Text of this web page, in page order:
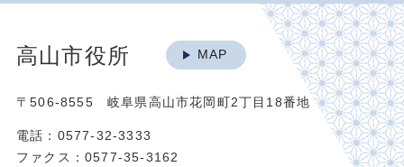
高山市役所 MAP
〒506-8555 岐阜県高山市花岡町2丁目18番地
電話：0577-32-3333
ファクス：0577-35-3162